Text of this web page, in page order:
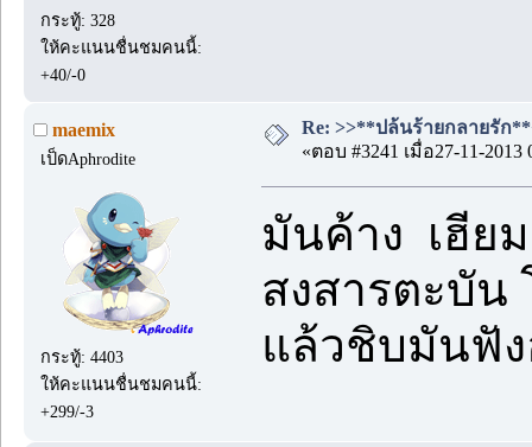
กระทู้: 328
ให้คะแนนชื่นชมคนนี้:
+40/-0
maemix
เป็ดAphrodite
กระทู้: 4403
ให้คะแนนชื่นชมคนนี้:
+299/-3
Re: >>**ปล้นร้ายกลายรัก
«ตอบ #3241 เมื่อ27-11-2013
มันค้าง เฮีย
สงสารตะบัน
แล้วชิบมันฟั